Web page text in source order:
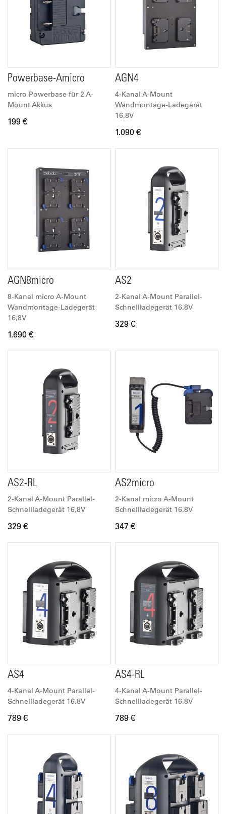
Powerbase-Amicro
micro Powerbase für 2 A-
Mount Akkus
199 €
AGN4
4-Kanal A-Mount
Wandmontage-Ladegerät
16,8V
1.090 €
AGN8micro
8-Kanal micro A-Mount
Wandmontage-Ladegerät
16,8V
1.690 €
AS2
2-Kanal A-Mount Parallel-
Schnellladegerät 16,8V
329 €
AS2-RL
2-Kanal A-Mount Parallel-
Schnellladegerät 16,8V
329 €
AS2micro
2-Kanal micro A-Mount
Schnellladegerät 16,8V
347 €
AS4
4-Kanal A-Mount Parallel-
Schnellladegerät 16,8V
789 €
AS4-RL
4-Kanal A-Mount Parallel-
Schnellladegerät 16,8V
789 €